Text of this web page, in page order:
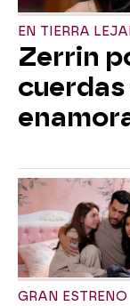
EN TIERRA
Zerrin
cuerdas
GRAN ESTRENO